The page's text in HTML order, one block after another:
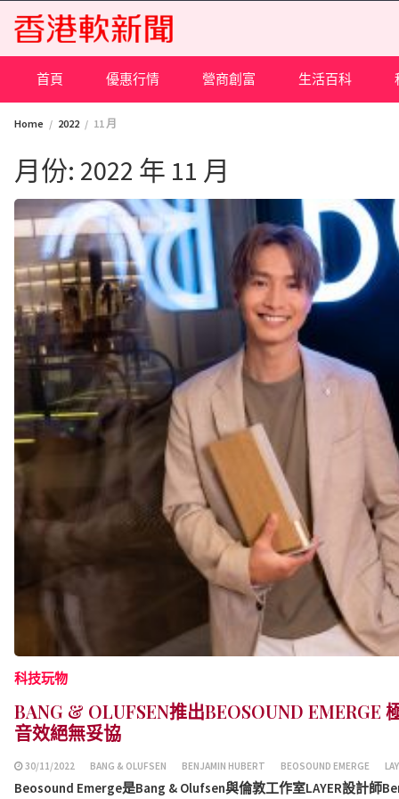
content
首頁 優惠行情 營商創富 生活百科
Home 2022 11 月
月份: 2022 年 11 月
科技玩物
BANG & OLUFSEN推出BEOSOUND EMERGE
音效絕無妥協
30/11/2022 BANG & OLUFSEN BENJAMIN HUBERT BEOSOUND EMERGE
Beosound Emerge是Bang & Olufsen與倫敦工作室LAYER設計師